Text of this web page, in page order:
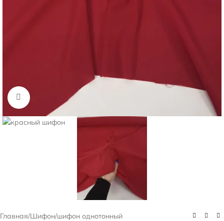
Нажмите, чтобы увеличить
Главная/Шифон/шифон однотонный